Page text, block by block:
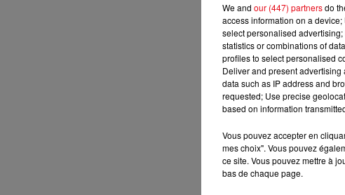
We and our (447) partnersdo
access information on a
select personalised
statistics or combinations of
profiles to select personalised
Deliver and present
data such as IP address and
requested; Use precise
based on information
Vous pouvez accepter en
mes choix". Vous pouvez
ce site. Vous pouvez mettre à
bas de chaque page.